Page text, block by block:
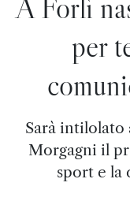
A Forlì
per
Sarà intilolato
Morgagni il
sport e la